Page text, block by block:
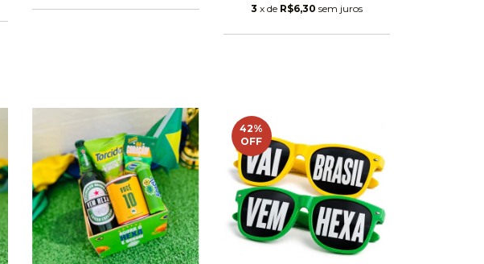
3 x de R$6,30 sem juros
42%
OFF